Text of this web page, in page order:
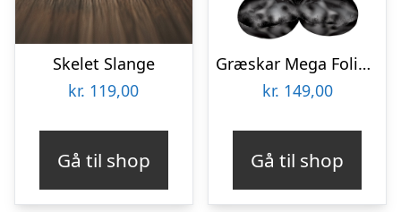
Skelet Slange
kr. 119,00
Gå til shop
Græskar Mega Folieballon
kr. 149,00
Gå til shop